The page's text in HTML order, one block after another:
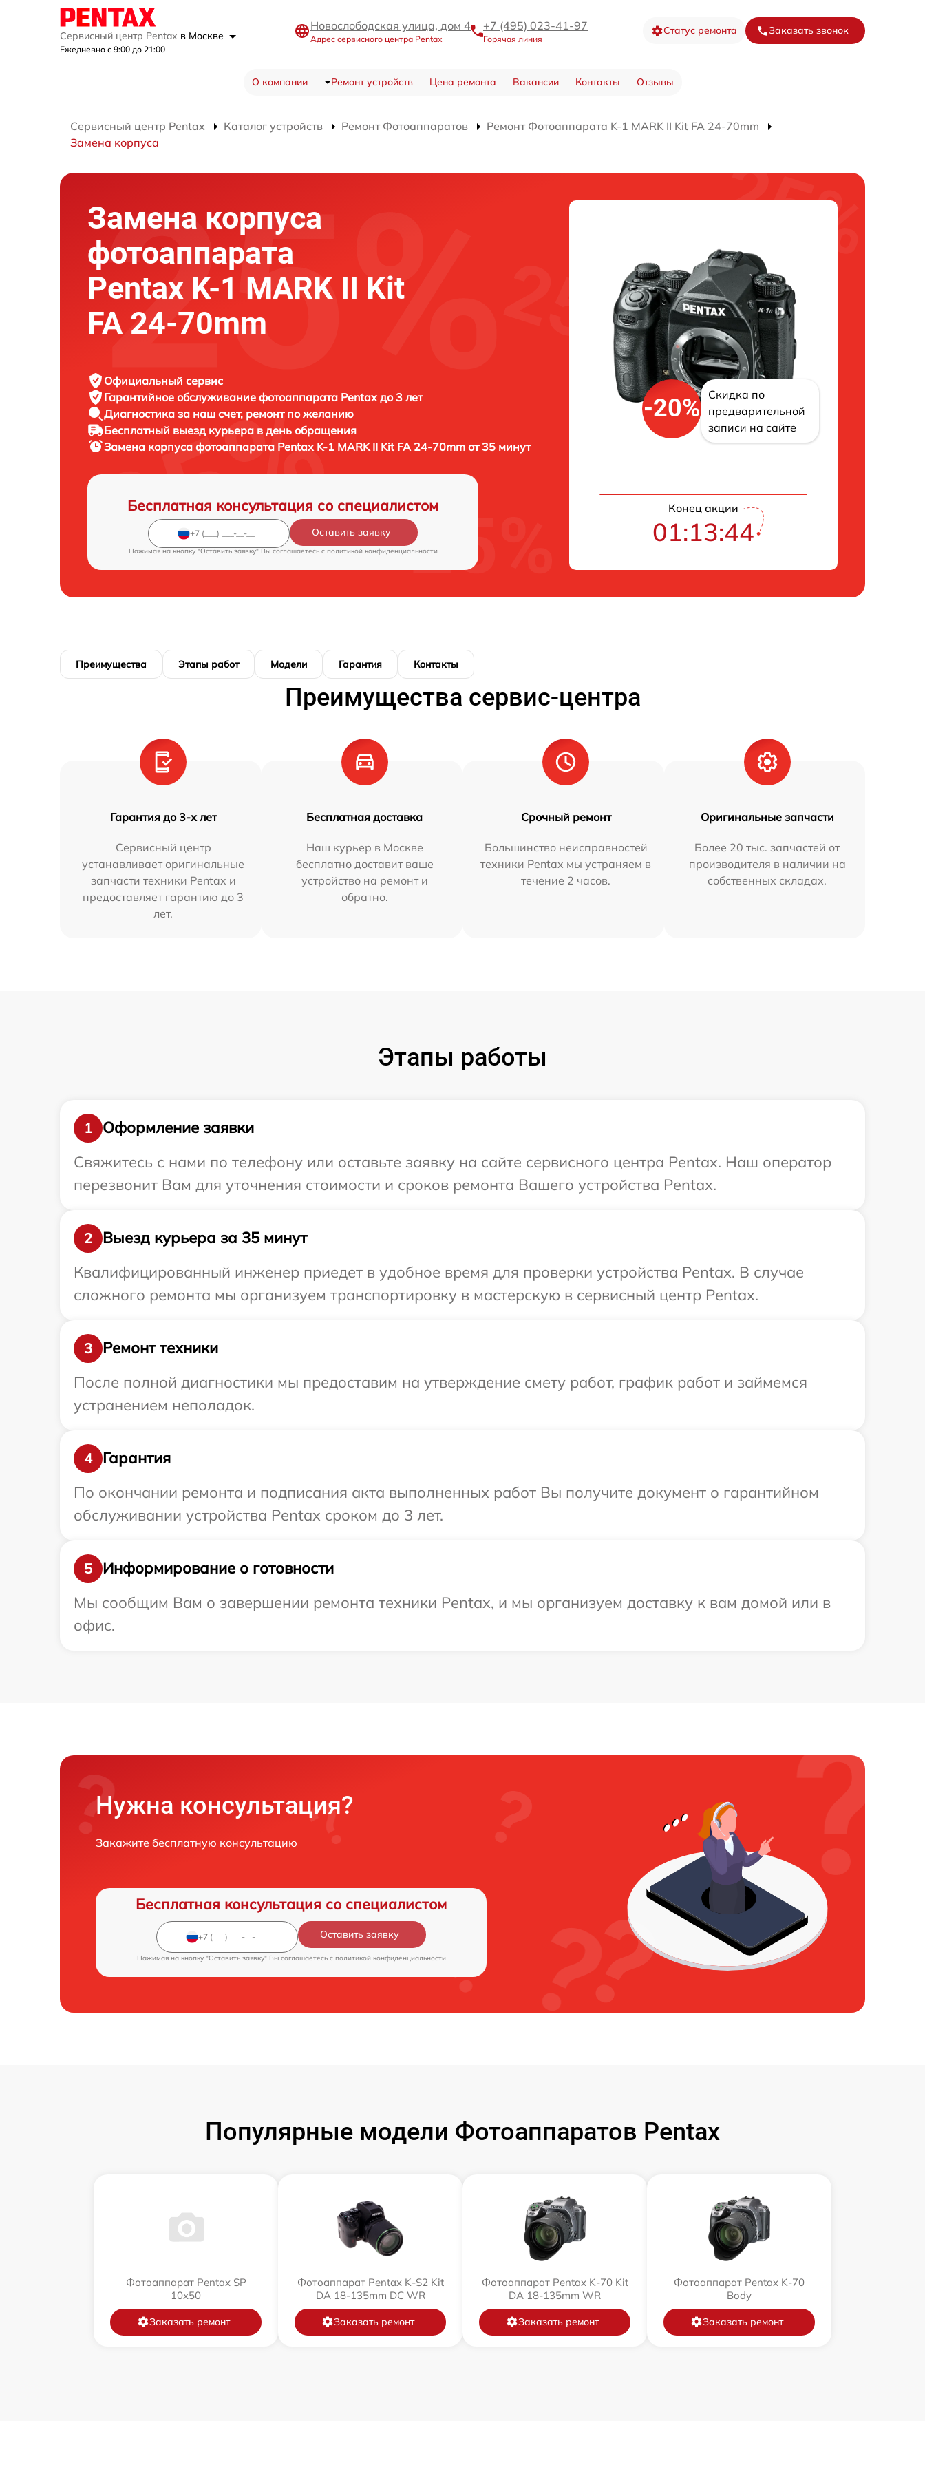
Сервисный центр Pentax в Москве
Ежедневно с 9:00 до 21:00
Новослободская улица, дом 4
Адрес сервисного центра Pentax
+7 (495) 023-41-97
Горячая линия
Статус ремонта Заказать звонок
О компании Ремонт устройств Цена ремонта Вакансии Контакты Отзывы
Сервисный центр Pentax Каталог устройств Ремонт Фотоаппаратов
Ремонт Фотоаппарата K-1 MARK II Kit FA 24-70mm
Замена корпуса
Замена корпуса
фотоаппарата
Pentax K-1 MARK II Kit
FA 24-70mm
Официальный сервис
Гарантийное обслуживание фотоаппарата Pentax до 3 лет
Диагностика за наш счет, ремонт по желанию
Бесплатный выезд курьера в день обращения
Замена корпуса фотоаппарата Pentax K-1 MARK II Kit FA 24-70mm от 35 минут
Бесплатная консультация со специалистом
Оставить заявку
Нажимая на кнопку "Оставить заявку" Вы соглашаетесь c политикой конфиденциальности
-20%
Скидка по
предварительной
записи на сайте
Конец акции
01:13:43
Преимущества Этапы работ Модели Гарантия Контакты
Преимущества сервис-центра
Гарантия до 3-х лет
Сервисный центр
устанавливает оригинальные
запчасти техники Pentax и
предоставляет гарантию до 3
лет.
Бесплатная доставка
Наш курьер в Москве
бесплатно доставит ваше
устройство на ремонт и
обратно.
Срочный ремонт
Большинство неисправностей
техники Pentax мы устраняем в
течение 2 часов.
Оригинальные запчасти
Более 20 тыс. запчастей от
производителя в наличии на
собственных складах.
Этапы работы
1
Оформление заявки
Свяжитесь с нами по телефону или оставьте заявку на сайте сервисного центра Pentax. Наш оператор
перезвонит Вам для уточнения стоимости и сроков ремонта Вашего устройства Pentax.
2
Выезд курьера за 35 минут
Квалифицированный инженер приедет в удобное время для проверки устройства Pentax. В случае
сложного ремонта мы организуем транспортировку в мастерскую в сервисный центр Pentax.
3
Ремонт техники
После полной диагностики мы предоставим на утверждение смету работ, график работ и займемся
устранением неполадок.
4
Гарантия
По окончании ремонта и подписания акта выполненных работ Вы получите документ о гарантийном
обслуживании устройства Pentax сроком до 3 лет.
5
Информирование о готовности
Мы сообщим Вам о завершении ремонта техники Pentax, и мы организуем доставку к вам домой или в
офис.
Нужна консультация?
Закажите бесплатную консультацию
Бесплатная консультация со специалистом
Оставить заявку
Нажимая на кнопку "Оставить заявку" Вы соглашаетесь c политикой конфиденциальности
Популярные модели Фотоаппаратов Pentax
Фотоаппарат Pentax SP
10x50
Заказать ремонт
Фотоаппарат Pentax K-S2 Kit
DA 18-135mm DC WR
Заказать ремонт
Фотоаппарат Pentax K-70 Kit
DA 18-135mm WR
Заказать ремонт
Фотоаппарат Pentax K-70
Body
Заказать ремонт